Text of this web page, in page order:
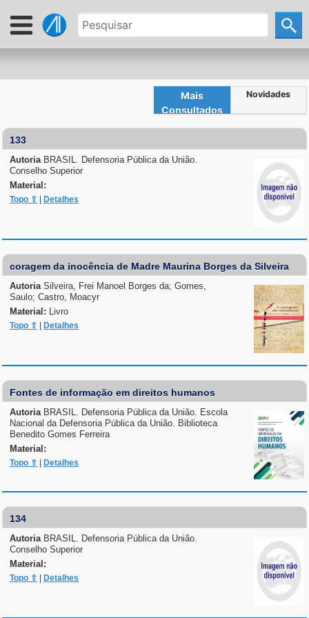
Mais
Consultados
Novidades
133
Autoria BRASIL. Defensoria Pública da União.
Conselho Superior
Material:
Topo ⇧ Detalhes
coragem da inocência de Madre Maurina Borges da Silveira
AutoriaSilveira, Frei Manoel Borges da; Gomes,
Saulo; Castro, Moacyr
Material:
Livro
Topo ⇧ Detalhes
Fontes de informação em direitos humanos
Autoria BRASIL. Defensoria Pública da União. Escola
Nacional da Defensoria Pública da União. Biblioteca
Benedito Gomes Ferreira
Material:
Topo ⇧ Detalhes
134
Autoria BRASIL. Defensoria Pública da União.
Conselho Superior
Material:
Topo ⇧ Detalhes